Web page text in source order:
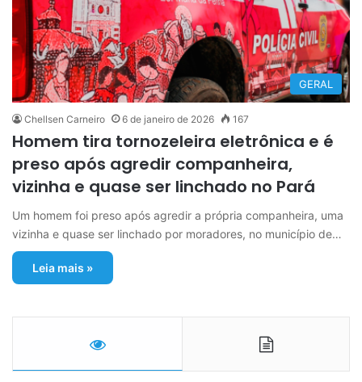
GERAL
Chellsen Carneiro 6 de janeiro de 2026 167
Homem tira tornozeleira eletrônica e é
preso após agredir companheira,
vizinha e quase ser linchado no Pará
Um homem foi preso após agredir a própria companheira, uma
vizinha e quase ser linchado por moradores, no município de…
Leia mais »